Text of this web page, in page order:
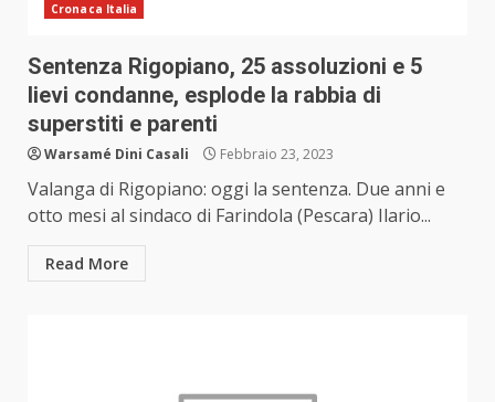
Cronaca Italia
Sentenza Rigopiano, 25 assoluzioni e 5
lievi condanne, esplode la rabbia di
superstiti e parenti
Warsamé Dini Casali Febbraio 23, 2023
Valanga di Rigopiano: oggi la sentenza. Due anni e
otto mesi al sindaco di Farindola (Pescara) Ilario...
Read More